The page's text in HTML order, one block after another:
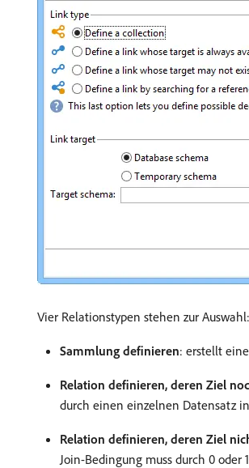
Vier Relationstypen stehen zur Auswahl:
Sammlung definieren: erstellt
Relation definieren, deren Ziel
durch einen einzelnen Datensatz
Relation definieren, deren Ziel
Join-Bedingung muss durch 0